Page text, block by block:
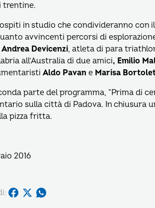
trentine.
in studio che condivideranno con
avvincenti percorsi di
Andrea Devicenzi, atleta di para
all’Australia di due amici, Emilio
Aldo Pavan e Marisa
parte del programma, “Prima di
sulla città di Padova. In chiusura
pizza fritta.
2016